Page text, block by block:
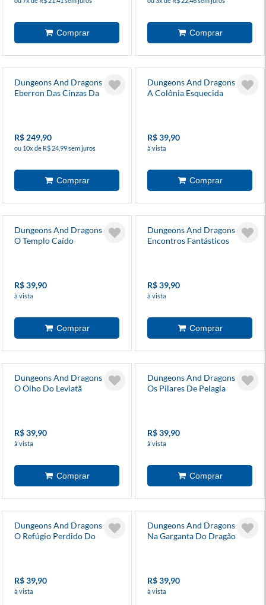
Dungeons And Dragons -
Eberron Das Cinzas Da
R$ 249,90
ou 10x de R$ 24,99 sem juros
Dungeons And Dragons - 12
A Colônia Esquecida
R$ 39,90
à vista
Dungeons And Dragons - 9
O Templo Caído
R$ 39,90
à vista
Dungeons And Dragons - 7
Encontros Fantásticos
R$ 39,90
à vista
Dungeons And Dragons - 8
O Olho Do Leviatã
R$ 39,90
à vista
Dungeons And Dragons - 3
Os Pilares De Pelagia
R$ 39,90
à vista
Dungeons And Dragons - 11
O Refúgio Perdido Do
R$ 39,90
à vista
Dungeons And Dragons - 5
Na Garganta Do Dragão
R$ 39,90
à vista